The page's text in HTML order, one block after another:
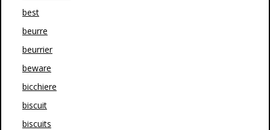
best
beurre
beurrier
beware
bicchiere
biscuit
biscuits